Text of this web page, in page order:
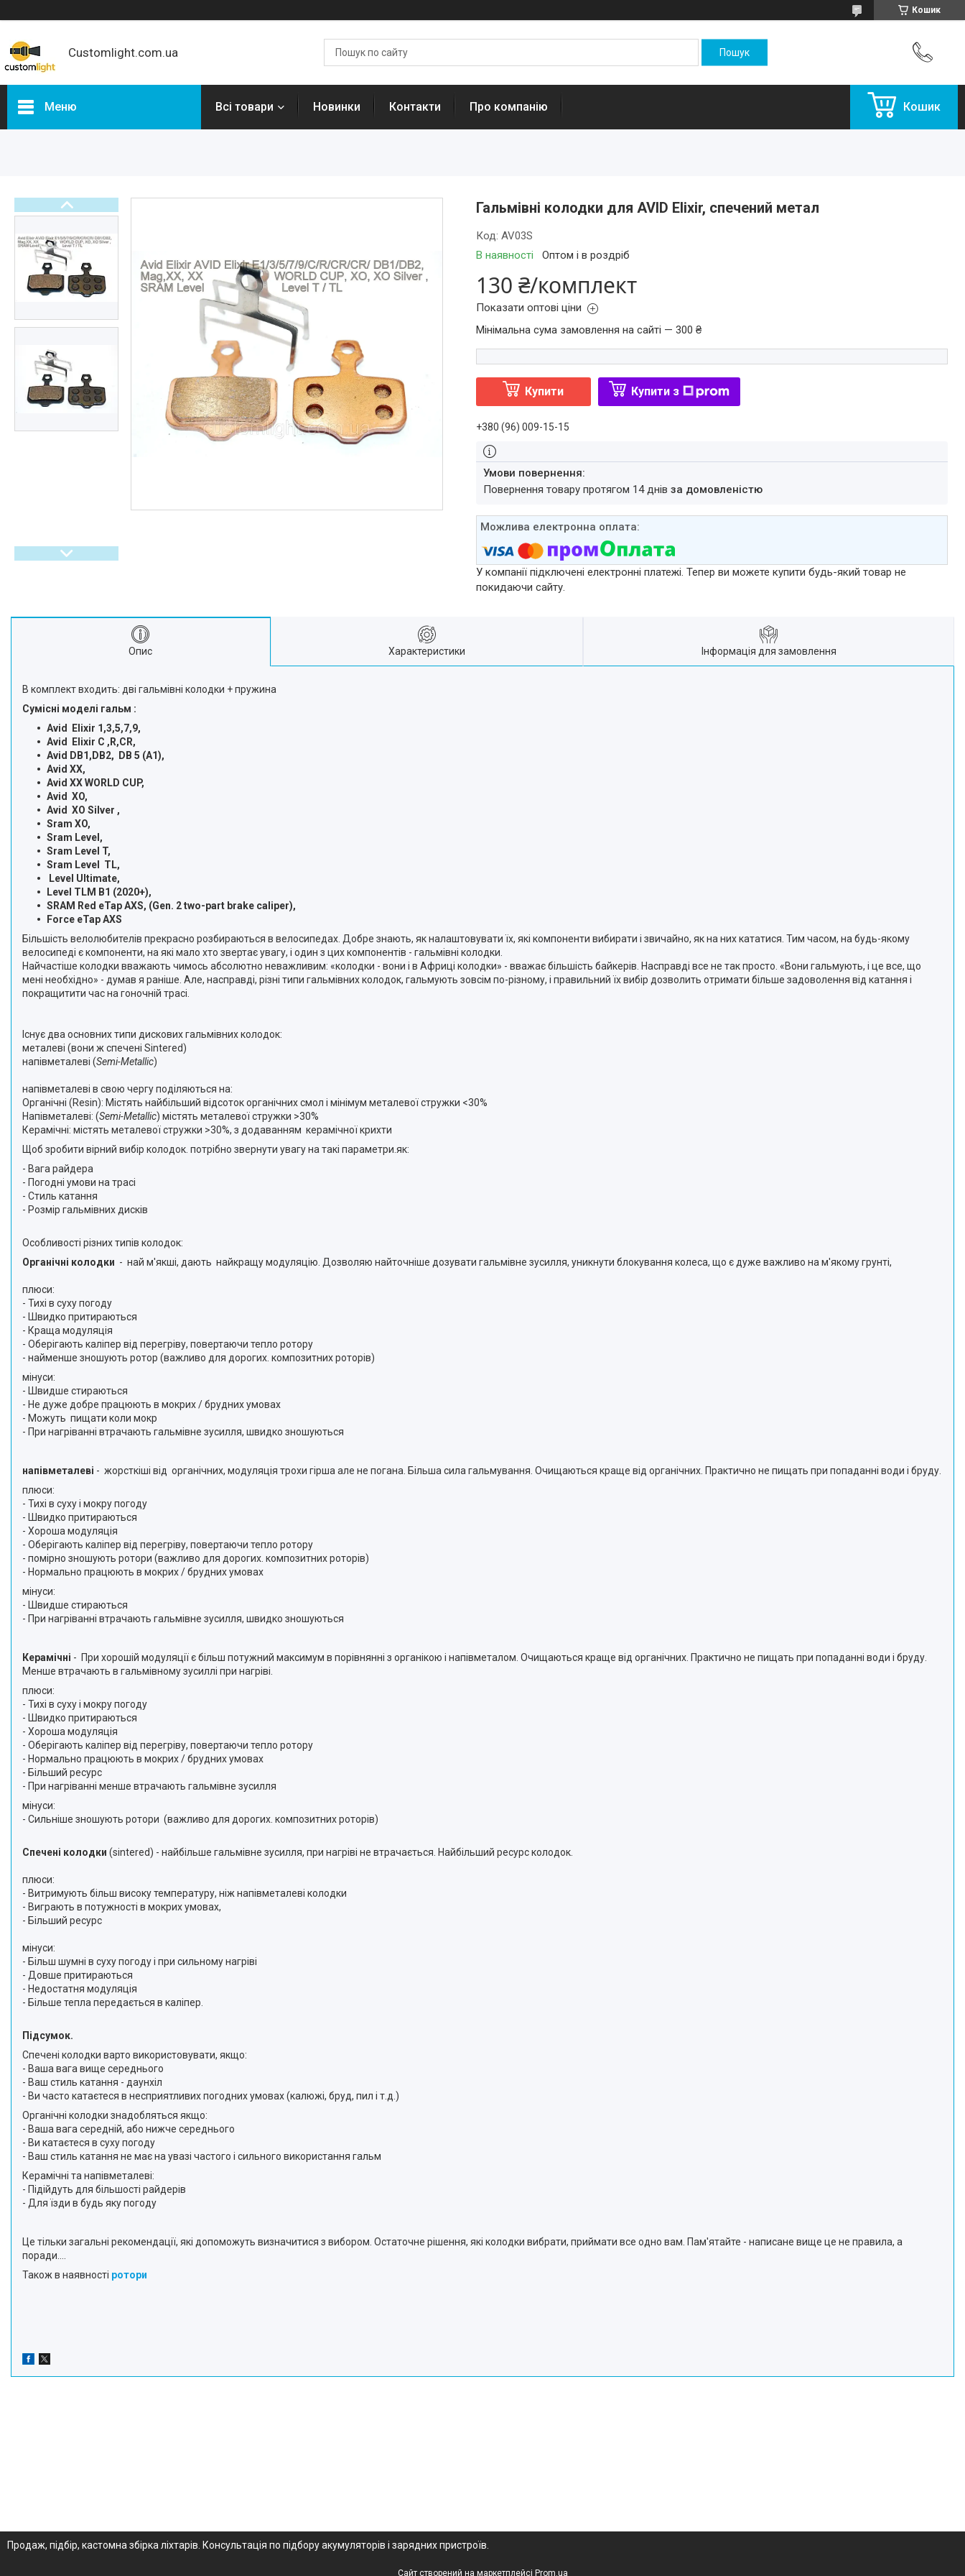
Кошик
Customlight.com.ua
Меню
Ліхтарі Convoy
Ліхтарі Sofirn
Ліхтарі Skilhunt
Ліхтарі Lumintop
Інші ліхтарі
батарей
Акумулятори
Зарядні пристрої для
акумуляторів
Зарядні пристрої для батарей
Відгуки
Всі товари Новинки Контакти Про компанію Кошик
Гальмівні колодки для AVID Elixir, спечений метал
В наявності Оптом і в роздріб
Код: AV03S
130 ₴/комплект
Показати оптові ціни
Мінімальна сума замовлення на сайті — 300 ₴
Купити Купити з
+380 (96) 009-15-15
повернення товару протягом 14 днів за домовленістю
У компанії підключені електронні платежі. Тепер ви можете купити будь-який товар не
покидаючи сайту.
Опис Характеристики Інформація для замовлення
В комплект входить: дві гальмівні колодки + пружина
Сумісні моделі гальм :
Avid Elixir 1,3,5,7,9,
Avid Elixir C ,R,CR,
Avid DB1,DB2, DB 5 (A1),
Avid XX,
Avid XX WORLD CUP,
Avid XO,
Avid XO Silver ,
Sram XO,
Sram Level,
Sram Level T,
Sram Level TL,
Level Ultimate,
Level TLM B1 (2020+),
SRAM Red eTap AXS, (Gen. 2 two-part brake caliper),
Force eTap AXS
Більшість велолюбителів прекрасно розбираються в велосипедах. Добре знають, як налаштовувати їх, які компоненти вибирати і звичайно, як на них кататися. Тим часом, на будь-якому
велосипеді є компоненти, на які мало хто звертає увагу, і один з цих компонентів - гальмівні колодки.
Найчастіше колодки вважають чимось абсолютно неважливим: «колодки - вони і в Африці колодки» - вважає більшість байкерів. Насправді все не так просто. «Вони гальмують, і це все, що
мені необхідно» - думав я раніше. Але, насправді, різні типи гальмівних колодок, гальмують зовсім по-різному, і правильний їх вибір дозволить отримати більше задоволення від катання і
покращитити час на гоночній трасі.
Існує два основних типи дискових гальмівних колодок:
металеві (вони ж спечені Sintered)
напівметалеві (Semi-Metallic)
напівметалеві в свою чергу поділяються на:
Органічні (Resin): Містять найбільший відсоток органічних смол і мінімум металевої стружки <30%
Напівметалеві: (Semi-Metallic) містять металевої стружки >30%
Керамічні: містять металевої стружки >30%, з додаванням керамічної крихти
Щоб зробити вірний вибір колодок. потрібно звернути увагу на такі параметри.як:
- Вага райдера
- Погодні умови на трасі
- Стиль катання
- Розмір гальмівних дисків
Особливості різних типів колодок:
Органічні колодки - най м'якші, дають найкращу модуляцію. Дозволяю найточніше дозувати гальмівне зусилля, уникнути блокування колеса, що є дуже важливо на м'якому грунті,
плюси:
- Тихі в суху погоду
- Швидко притираються
- Краща модуляція
- Оберігають каліпер від перегріву, повертаючи тепло ротору
- найменше зношують ротор (важливо для дорогих. композитних роторів)
мінуси:
- Швидше стираються
- Не дуже добре працюють в мокрих / брудних умовах
- Можуть пищати коли мокр
- При нагріванні втрачають гальмівне зусилля, швидко зношуються
напівметалеві - жорсткіші від органічних, модуляція трохи гірша але не погана. Більша сила гальмування. Очищаються краще від органічних. Практично не пищать при попаданні води і бруду.
плюси:
- Тихі в суху і мокру погоду
- Швидко притираються
- Хороша модуляція
- Оберігають каліпер від перегріву, повертаючи тепло ротору
- помірно зношують ротори (важливо для дорогих. композитних роторів)
- Нормально працюють в мокрих / брудних умовах
мінуси:
- Швидше стираються
- При нагріванні втрачають гальмівне зусилля, швидко зношуються
Керамічні - При хорошій модуляції є більш потужний максимум в порівнянні з органікою і напівметалом. Очищаються краще від органічних. Практично не пищать при попаданні води і бруду.
Менше втрачають в гальмівному зусиллі при нагріві.
плюси:
- Тихі в суху і мокру погоду
- Швидко притираються
- Хороша модуляція
- Оберігають каліпер від перегріву, повертаючи тепло ротору
- Нормально працюють в мокрих / брудних умовах
- Більший ресурс
- При нагріванні менше втрачають гальмівне зусилля
мінуси:
- Сильніше зношують ротори (важливо для дорогих. композитних роторів)
Спечені колодки (sintered) - найбільше гальмівне зусилля, при нагріві не втрачається. Найбільший ресурс колодок.
плюси:
- Витримують більш високу температуру, ніж напівметалеві колодки
- Виграють в потужності в мокрих умовах,
- Більший ресурс
мінуси:
- Більш шумні в суху погоду і при сильному нагріві
- Довше притираються
- Недостатня модуляція
- Більше тепла передається в каліпер.
Підсумок.
Спечені колодки варто використовувати, якщо:
- Ваша вага вище середнього
- Ваш стиль катання - даунхіл
- Ви часто катаєтеся в несприятливих погодних умовах (калюжі, бруд, пил і т.д.)
Органічні колодки знадобляться якщо:
- Ваша вага середній, або нижче середнього
- Ви катаєтеся в суху погоду
- Ваш стиль катання не має на увазі частого і сильного використання гальм
Керамічні та напівметалеві:
- Підійдуть для більшості райдерів
- Для їзди в будь яку погоду
Це тільки загальні рекомендації, які допоможуть визначитися з вибором. Остаточне рішення, які колодки вибрати, приймати все одно вам. Пам'ятайте - написане вище це не правила, а
поради....
Також в наявності ротори
Продаж, підбір, кастомна збірка ліхтарів. Консультація по підбору акумуляторів і зарядних пристроїв.
Сайт створений на маркетплейсі Prom.ua